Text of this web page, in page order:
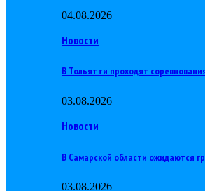
04.08.2026
Новости
В Тольятти проходят
03.08.2026
Новости
В Самарской области ожидаются
03.08.2026